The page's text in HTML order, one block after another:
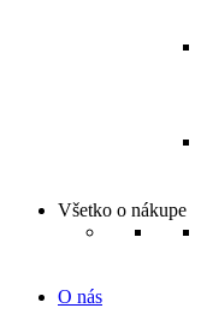
Všetko o nákupe
O nás